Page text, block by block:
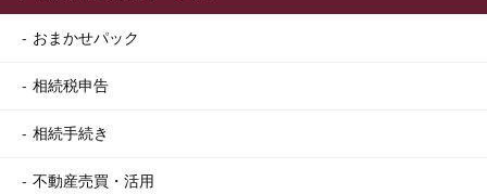
おまかせパック
相続税申告
相続手続き
不動産売買・活用